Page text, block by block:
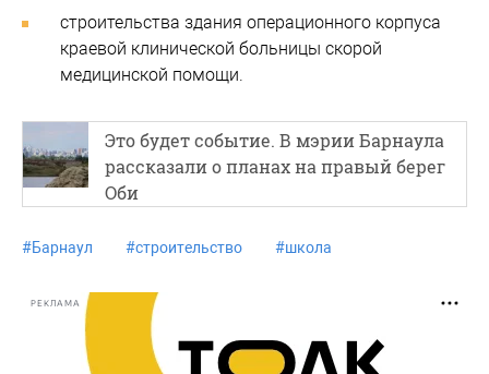
строительства здания операционного корпуса
краевой клинической больницы скорой
медицинской помощи.
Это будет событие. В мэрии Барнаула
рассказали о планах на правый берег
Оби
#Барнаул #строительство #школа
РЕКЛАМА